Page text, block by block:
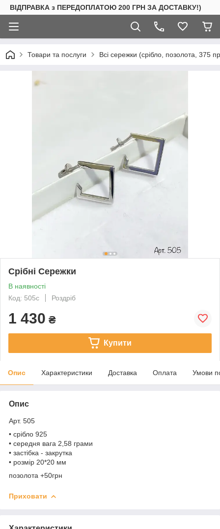
ВІДПРАВКА з ПЕРЕДОПЛАТОЮ 200 ГРН ЗА ДОСТАВКУ!)
Товари та послуги Всі сережки (срібло, позолота, 375
Срібні Сережки
В наявності
Код: 505с
Роздріб
1 430 ₴
Купити
Опис Характеристики Доставка Оплата Умови
Опис
Арт. 505
• срібло 925
• середня вага 2,58 грами
• застібка - закрутка
• розмір 20*20 мм
позолота +50грн
Приховати